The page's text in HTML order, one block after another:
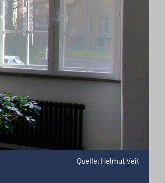
Quelle: Helmut Veit